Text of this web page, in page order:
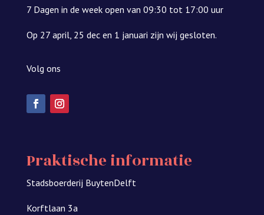
7 Dagen in de week open van 09:30 tot 17:00 uur
Op 27 april, 25 dec en 1 januari zijn wij gesloten.
Volg ons
Praktische informatie
Stadsboerderij BuytenDelft
Korftlaan 3a